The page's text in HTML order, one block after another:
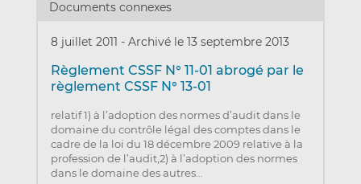
Documents connexes
8 juillet 2011 - Archivé le 13 septembre 2013
Règlement CSSF N° 11-01 abrogé par le
règlement CSSF N° 13-01
relatif 1) à l’adoption des normes d’audit dans le
domaine du contrôle légal des comptes dans le
cadre de la loi du 18 décembre 2009 relative à la
profession de l’audit,2) à l’adoption des normes
dans le domaine des autres…